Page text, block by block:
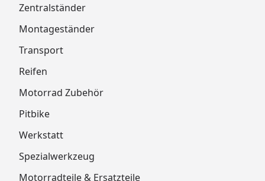
Zentralständer
Montageständer
Transport
Reifen
Motorrad Zubehör
Pitbike
Werkstatt
Spezialwerkzeug
Motorradteile & Ersatzteile